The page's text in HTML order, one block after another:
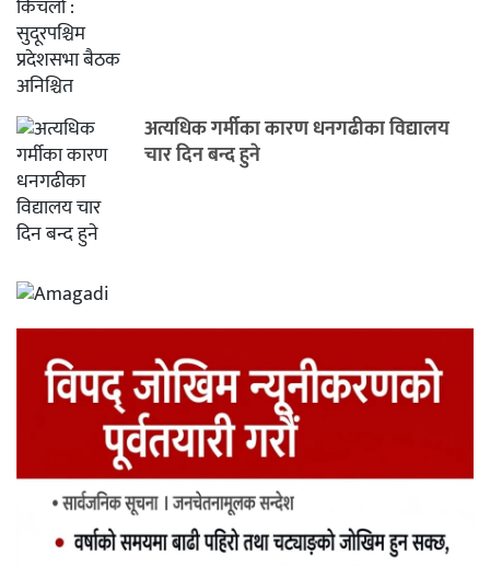
अत्यधिक गर्मीका कारण धनगढीका विद्यालय
चार दिन बन्द हुने